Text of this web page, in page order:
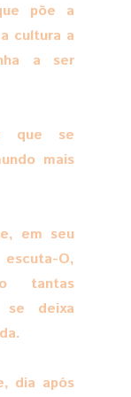
põe a
cultura a
a ser
que se
mais
em seu
O,
tantas
se deixa
dia após